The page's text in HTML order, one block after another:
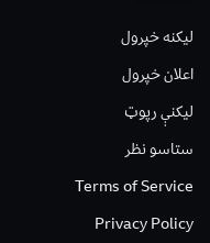
لیکنه خپرول
اعلان خپرول
لیکنې رپوټ
ستاسو نظر
Terms of Service
Privacy Policy